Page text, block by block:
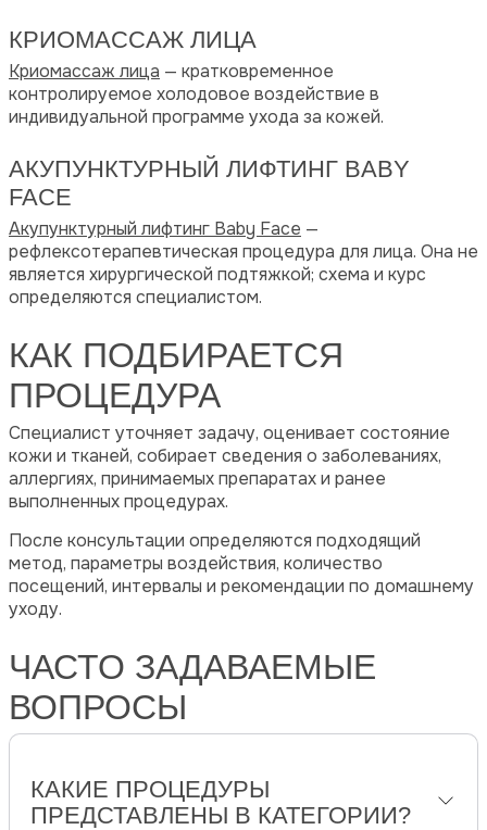
КРИОМАССАЖ ЛИЦА
Криомассаж лица — кратковременное
контролируемое холодовое воздействие в
индивидуальной программе ухода за кожей.
АКУПУНКТУРНЫЙ ЛИФТИНГ BABY
FACE
Акупунктурный лифтинг Baby Face —
рефлексотерапевтическая процедура для лица. Она не
является хирургической подтяжкой; схема и курс
определяются специалистом.
КАК ПОДБИРАЕТСЯ
ПРОЦЕДУРА
Специалист уточняет задачу, оценивает состояние
кожи и тканей, собирает сведения о заболеваниях,
аллергиях, принимаемых препаратах и ранее
выполненных процедурах.
После консультации определяются подходящий
метод, параметры воздействия, количество
посещений, интервалы и рекомендации по домашнему
уходу.
ЧАСТО ЗАДАВАЕМЫЕ
ВОПРОСЫ
КАКИЕ ПРОЦЕДУРЫ
ПРЕДСТАВЛЕНЫ В КАТЕГОРИИ?